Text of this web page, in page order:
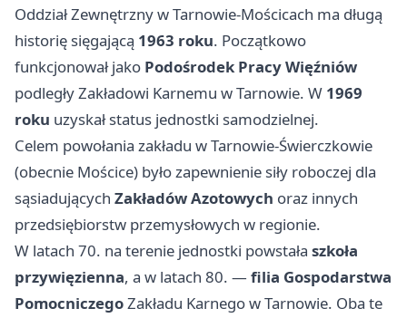
Oddział Zewnętrzny w Tarnowie-Mościcach ma długą
historię sięgającą 1963 roku. Początkowo
funkcjonował jako Podośrodek Pracy Więźniów
podległy Zakładowi Karnemu w Tarnowie. W 1969
roku uzyskał status jednostki samodzielnej.
Celem powołania zakładu w Tarnowie-Świerczkowie
(obecnie Mościce) było zapewnienie siły roboczej dla
sąsiadujących Zakładów Azotowych oraz innych
przedsiębiorstw przemysłowych w regionie.
W latach 70. na terenie jednostki powstała szkoła
przywięzienna, a w latach 80. — filia Gospodarstwa
PomocniczegoZakładu Karnego w Tarnowie. Oba te